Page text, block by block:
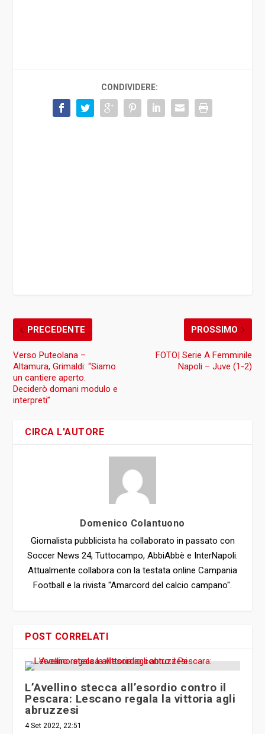
CONDIVIDERE:
PRECEDENTE
Verso Puteolana –
Altamura, Grimaldi: “Siamo
un cantiere aperto.
Deciderò domani modulo e
interpreti”
PROSSIMO
FOTO| Serie A Femminile
Napoli – Juve (1-2)
CIRCA L'AUTORE
Domenico Colantuono
Giornalista pubblicista ha collaborato in passato con
Soccer News 24, Tuttocampo, AbbiAbbè e InterNapoli.
Attualmente collabora con la testata online Campania
Football e la rivista "Amarcord del calcio campano".
POST CORRELATI
L’Avellino stecca all’esordio contro il
Pescara: Lescano regala la vittoria agli
abruzzesi
4 Set 2022, 22:51